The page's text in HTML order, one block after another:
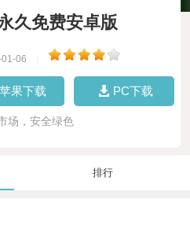
久免费安卓版
06
苹果下载 PC下载
场，安全绿色
排行